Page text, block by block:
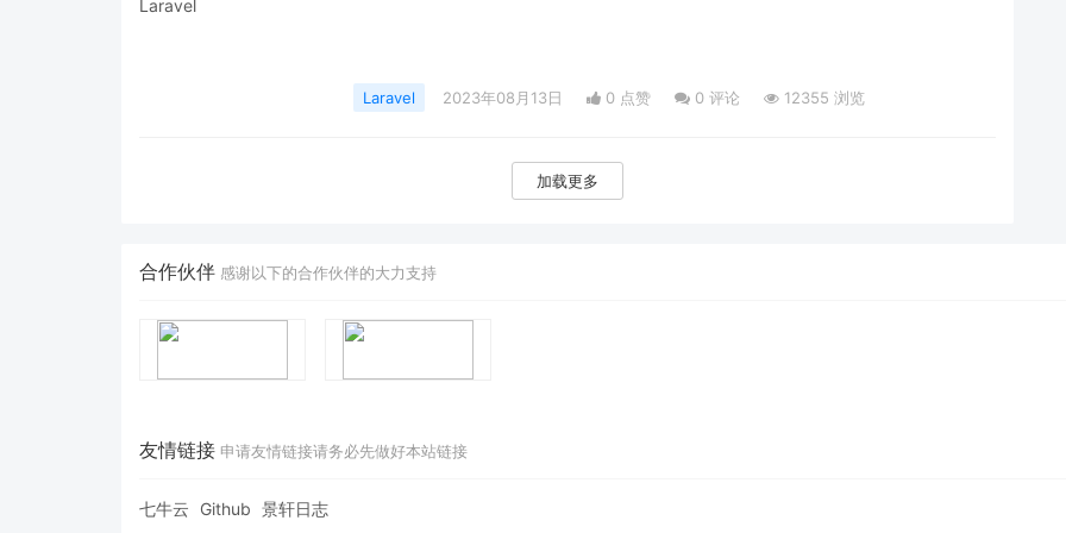
Laravel 2023年08月13日 0 点赞 0 评论 12355 浏览
加载更多
合作伙伴 感谢以下的合作伙伴的大力支持
友情链接 申请友情链接请务必先做好本站链接
七牛云 Github 景轩日志